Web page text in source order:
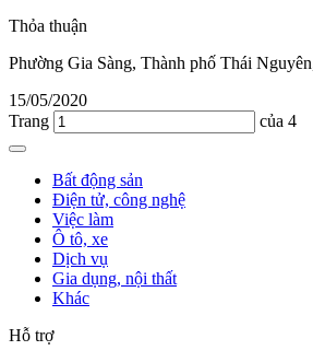
Thỏa thuận
Phường Gia Sàng, Thành phố Thái
15/05/2020
Trang
của 4
Bất động sản
Điện tử, công nghệ
Việc làm
Ô tô, xe
Dịch vụ
Gia dụng, nội thất
Khác
Hỗ trợ